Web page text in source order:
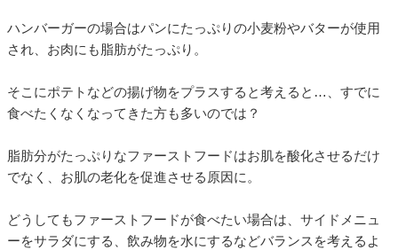
ハンバーガーの場合はパンにたっぷりの小麦粉やバターが使用
され、お肉にも脂肪がたっぷり。
そこにポテトなどの揚げ物をプラスすると考えると…、すでに
食べたくなくなってきた方も多いのでは？
脂肪分がたっぷりなファーストフードはお肌を酸化させるだけ
でなく、お肌の老化を促進させる原因に。
どうしてもファーストフードが食べたい場合は、サイドメニュ
ーをサラダにする、飲み物を水にするなどバランスを考えるよ